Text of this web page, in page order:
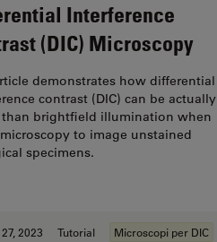
and Reflection-Contrast Microscopy
Interference
(DIC) Microscopy
demonstrates how differential
contrast (DIC) can be actually
than brightfield illumination when
to image unstained
specimens.
2023 Tutorial Microscopi per DIC